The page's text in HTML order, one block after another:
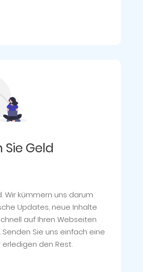
Geld
Wir kümmern uns darum
Updates, neue Inhalte
auf Ihren Webseiten
Senden Sie uns einfach eine
erledigen den Rest.